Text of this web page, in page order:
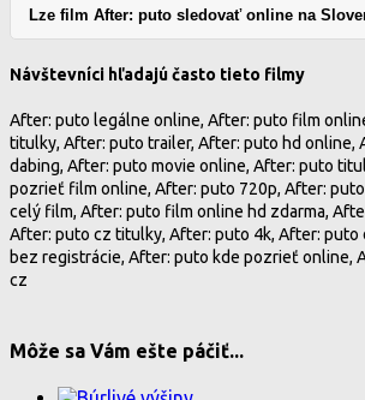
Lze film After: puto sledovať online na
Návštevníci hľadajú často tieto filmy
After: puto legálne online, After: puto film
titulky, After: puto trailer, After: puto hd online,
dabing, After: puto movie online, After: puto
pozrieť film online, After: puto 720p, After:
celý film, After: puto film online hd zdarma,
After: puto cz titulky, After: puto 4k, After: puto
bez registrácie, After: puto kde pozrieť online,
cz
Môže sa Vám ešte páčiť...